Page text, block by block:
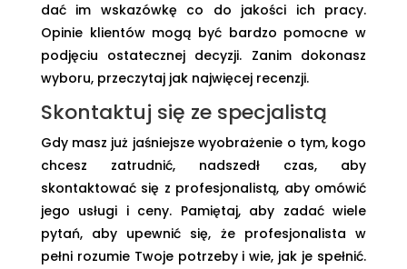
dać im wskazówkę co do jakości ich pracy.
Opinie klientów mogą być bardzo pomocne w
podjęciu ostatecznej decyzji. Zanim dokonasz
wyboru, przeczytaj jak najwięcej recenzji.
Skontaktuj się ze specjalistą
Gdy masz już jaśniejsze wyobrażenie o tym, kogo
chcesz zatrudnić, nadszedł czas, aby
skontaktować się z profesjonalistą, aby omówić
jego usługi i ceny. Pamiętaj, aby zadać wiele
pytań, aby upewnić się, że profesjonalista w
pełni rozumie Twoje potrzeby i wie, jak je spełnić.